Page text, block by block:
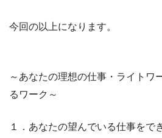
今回の以上になります。
～あなたの理想の仕事・ライトワ
るワーク～
１．あなたの望んでいる仕事をで